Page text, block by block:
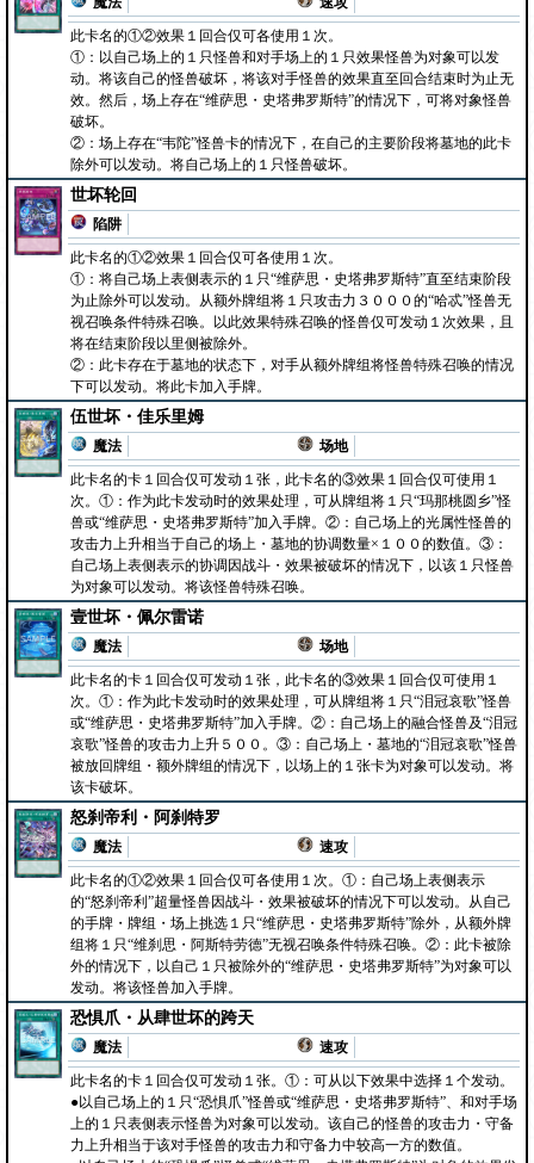
此卡名的①②效果１回合仅可各使用１次。
①：以自己场上的１只怪兽和对手场上的１只效果怪兽为对象可以发
动。将该自己的怪兽破坏，将该对手怪兽的效果直至回合结束时为止无
效。然后，场上存在“维萨思・史塔弗罗斯特”的情况下，可将对象怪兽
破坏。
②：场上存在“韦陀”怪兽卡的情况下，在自己的主要阶段将墓地的此卡
除外可以发动。将自己场上的１只怪兽破坏。
世坏轮回
陷阱
此卡名的①②效果１回合仅可各使用１次。
①：将自己场上表侧表示的１只“维萨思・史塔弗罗斯特”直至结束阶段
为止除外可以发动。从额外牌组将１只攻击力３０００的“哈忒”怪兽无
视召唤条件特殊召唤。以此效果特殊召唤的怪兽仅可发动１次效果，且
将在结束阶段以里侧被除外。
②：此卡存在于墓地的状态下，对手从额外牌组将怪兽特殊召唤的情况
下可以发动。将此卡加入手牌。
伍世坏・佳乐里姆
魔法
场地
此卡名的卡１回合仅可发动１张，此卡名的③效果１回合仅可使用１
次。①：作为此卡发动时的效果处理，可从牌组将１只“玛那桃圆乡”怪
兽或“维萨思・史塔弗罗斯特”加入手牌。②：自己场上的光属性怪兽的
攻击力上升相当于自己的场上・墓地的协调数量×１００的数值。③：
自己场上表侧表示的协调因战斗・效果被破坏的情况下，以该１只怪兽
为对象可以发动。将该怪兽特殊召唤。
壹世坏・佩尔雷诺
魔法
场地
此卡名的卡１回合仅可发动１张，此卡名的③效果１回合仅可使用１
次。①：作为此卡发动时的效果处理，可从牌组将１只“泪冠哀歌”怪兽
或“维萨思・史塔弗罗斯特”加入手牌。②：自己场上的融合怪兽及“泪冠
哀歌”怪兽的攻击力上升５００。③：自己场上・墓地的“泪冠哀歌”怪兽
被放回牌组・额外牌组的情况下，以场上的１张卡为对象可以发动。将
该卡破坏。
怒刹帝利・阿刹特罗
魔法
速攻
此卡名的①②效果１回合仅可各使用１次。①：自己场上表侧表示
的“怒刹帝利”超量怪兽因战斗・效果被破坏的情况下可以发动。从自己
的手牌・牌组・场上挑选１只“维萨思・史塔弗罗斯特”除外，从额外牌
组将１只“维刹思・阿斯特劳德”无视召唤条件特殊召唤。②：此卡被除
外的情况下，以自己１只被除外的“维萨思・史塔弗罗斯特”为对象可以
发动。将该怪兽加入手牌。
恐惧爪・从肆世坏的跨天
魔法
速攻
此卡名的卡１回合仅可发动１张。①：可从以下效果中选择１个发动。
●以自己场上的１只“恐惧爪”怪兽或“维萨思・史塔弗罗斯特”、和对手场
上的１只表侧表示怪兽为对象可以发动。该自己的怪兽的攻击力・守备
力上升相当于该对手怪兽的攻击力和守备力中较高一方的数值。